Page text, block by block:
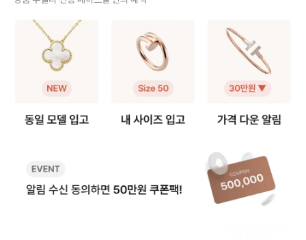
니다. 1️⃣ 슬림핏(여리여리한 핏) →
둘레보다 1cm 큰 사이즈 추천 2️⃣ 레
귤러핏(일반적인 여유핏) → 손목에
밀착되는 착용감 → 손목둘레와 제품
둘레 같은 사이즈 💡 예를 들어, 손목
둘레 15cm인 경우 여리여리한 슬림
둘레 16cm) 자연스러운 레귤러핏을
cm) 원하는 핏에 맞춰 사이즈를 선
택하고, 손목의 움직임마다 빛나는
M 사이즈는 검지~중지까지 자유롭
착용감 차이 - 1코일 링 → 슬림한 두
께로 표준 정사이즈 추천 - 2코일 링
→ 두 번 감긴 디자인으로 두께감 있
는 타이트 핏, 한 사이즈 크게 선택
💡 예를 들어, 평소 한국 사이즈 10
링 → M 사이즈(11호) 가 잘 맞습니
지가 아니라 손끝을 감싸는 하나의
주얼리 오브제예요. 당신의 손가락
기만 하면 되니, 힘들게 고리 맞추느
라 고생할 필요가 없죠.🤍 게
리 디자인 자체가 독
지 세련되게 완성됩
스타일을 모두 챙겼습
요! 🍩 스테디 목걸이의 도넛 위치 -
비제로원 미니:
- 43cm 도넛 위치
절이 가능해요. 비제로원은 고리가 3
개, 디바스드림·세르
다. 간혹 “왜 2개밖에
놀라는 분도 있는데,
니면 반환해 드려요.
주얼리 전문 이중 검수
주얼리 검수에 특화된 페이브릴 검수팀과 전문 감정사가 컨디션 및 정품 여부를 철저하고 꼼꼼하
게 확인해요.
주얼리 전문 지식을 토대로 사이즈, 가격대 등 주얼리를 거래하며 궁금할 수 있는 내용에 대한 밀
빠르고 확실한 물품 이동 과정
최적화된 검수 시스템으로 빠르고 효율적으로 물품이 이동될 뿐만 아니라, 이동 과정마다 알림톡
및 이미지로 확실하게 안내해 드려요.